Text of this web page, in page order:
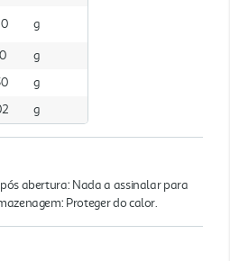
g
g
g
g
abertura: Nada a assinalar para
Proteger do calor.